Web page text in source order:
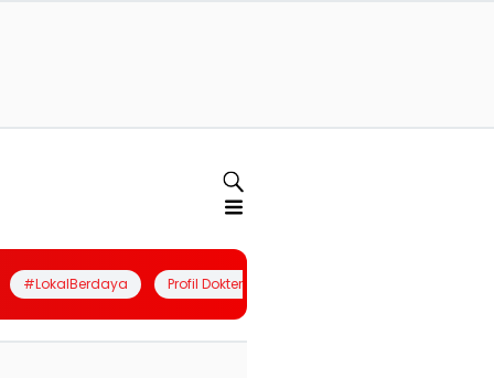
#LokalBerdaya Profil Dokter